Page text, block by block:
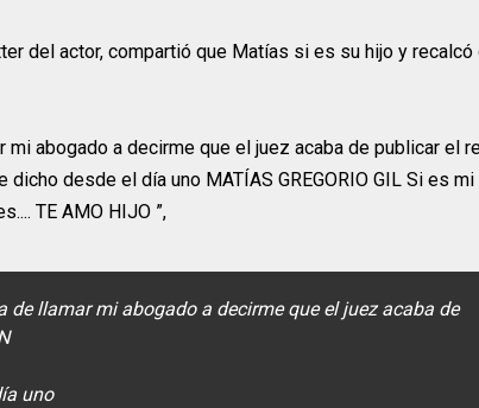
del actor, compartió que Matías si es su hijo y recalcó
mi abogado a decirme que el juez acaba de publicar el
dicho desde el día uno MATÍAS GREGORIO GIL Si es
TE AMO HIJO ️”,
de llamar mi abogado a decirme que el juez acaba de
uno